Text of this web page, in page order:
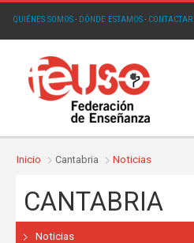
QUIÉNES SOMOS· DÓNDE ESTAMOS· CONTACTAR
Inicio Cantabria Noticias
CANTABRIA
Noticias